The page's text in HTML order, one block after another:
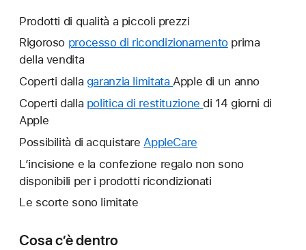
Prodotti di qualità a piccoli prezzi
Rigoroso processo di ricondizionamentoprima
della vendita
Coperti dalla garanzia limitataVerrà
aperta
Apple di un anno
Coperti dalla politica di restituzione Verrà
di 14 giorni di
Apple
Possibilità di acquistare AppleCare
aperta
un’altra
L’incisione e la confezione regalo non sono
disponibili per i prodotti ricondizionati
Le scorte sono limitate
Cosa c’è dentro